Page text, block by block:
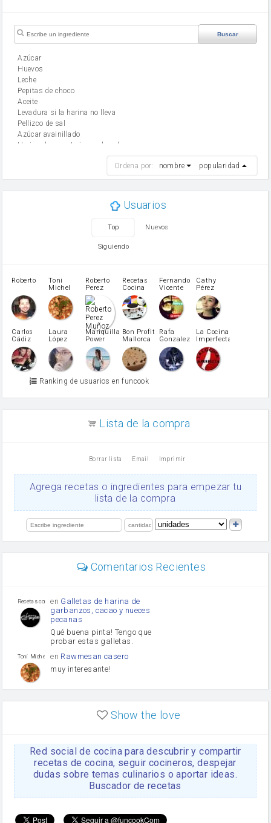
Buscar
Azúcar
huevos
leche
Pepitas de choco
aceite
Levadura si la harina no lleva
Pellizco de sal
Azúcar avainillado
Harina de reposteria con levadura
mantequilla
Opcional: Azúcar avainillado
patatas
pimiento rojo
Pimentón
pimiento verde
miel
vino blanco
Azúcar glass
Azúcar moreno
Zumo de limón
arroz
Ajos
orégano
limón
Ordena por: nombre popularidad
Usuarios
Top Nuevos
Siguiendo
Roberto
Toni
Michel
Caubet
Roberto
Perez
Muñoz
Recetas
Cocina
Fernando
Vicente
Cathy
Pérez
Carlos
Cádiz
Laura
López
Martínez
Mariquilla
Power
Bon Profit
Mallorca
Rafa
Gonzalez
La Cocina
Imperfecta
Ranking de usuarios en funcook
Lista de la compra
Borrar lista Email Imprimir
Agrega recetas o ingredientes para empezar tu
lista de la compra
Comentarios Recientes
Recetas con sazon
en Galletas de harina de
garbanzos, cacao y nueces
pecanas
Qué buena pinta! Tengo que
probar estas galletas.
Toni Michel Caubet
en Rawmesan casero
muy interesante!
enLasaña casera fácil y
HOJALDROSA TV
enGachas de la abuela
Rosa
https://youtu.be/Mz69gcVO3sI
Rosa enReceta Del Bizcocho
Show the love
Red social de cocina para descubrir y compartir
recetas de cocina, seguir cocineros, despejar
dudas sobre temas culinarios o aportar ideas.
Buscador de recetas